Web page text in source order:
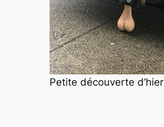
Petite découverte d’hier